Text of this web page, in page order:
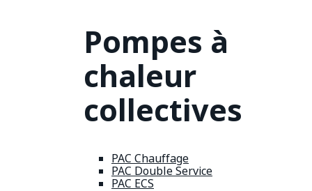
Pompes à
chaleur
collectives
PAC Chauffage
PAC Double Service
PAC ECS